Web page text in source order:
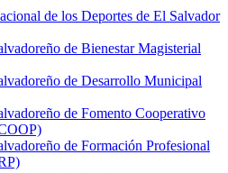
de los Deportes de El Salvador
de Bienestar Magisterial
de Desarrollo Municipal
de Fomento Cooperativo
de Formación Profesional